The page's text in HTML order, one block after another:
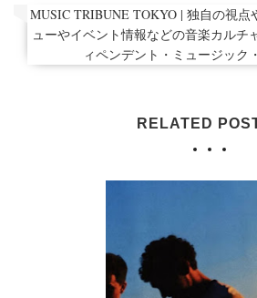
MUSIC TRIBUNE TOKYO | 独自の視
ューやイベント情報などの音楽カルチ
ィペンデント・ミュージック
RELATED